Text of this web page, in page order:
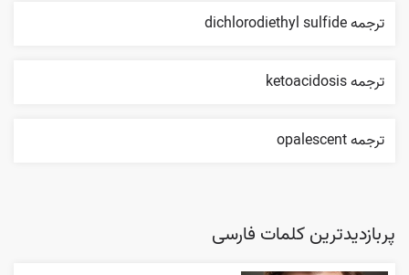
ترجمه dichlorodiethyl sulfide
ترجمه ketoacidosis
ترجمه opalescent
پربازدیدترین کلمات فارسی